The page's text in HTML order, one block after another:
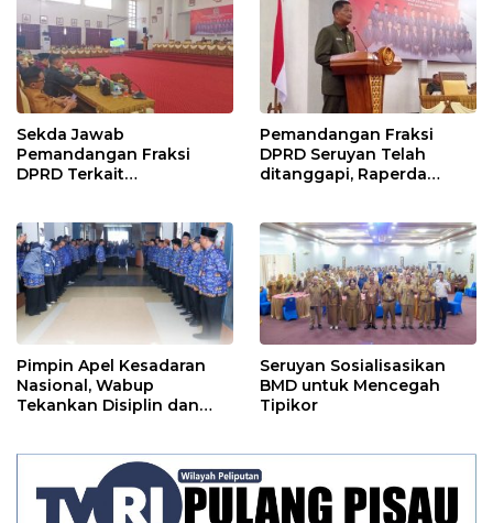
Sekda Jawab
Pemandangan Fraksi
DPRD Terkait
2024
Pemandangan Fraksi
DPRD Seruyan Telah
ditanggapi, Raperda
Pimpin Apel Kesadaran
Nasional, Wabup
Tekankan Disiplin dan
Seruyan Sosialisasikan
BMD untuk Mencegah
Tipikor